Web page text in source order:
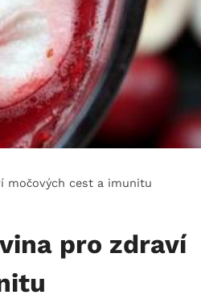
močových cest a imunitu
pro zdraví